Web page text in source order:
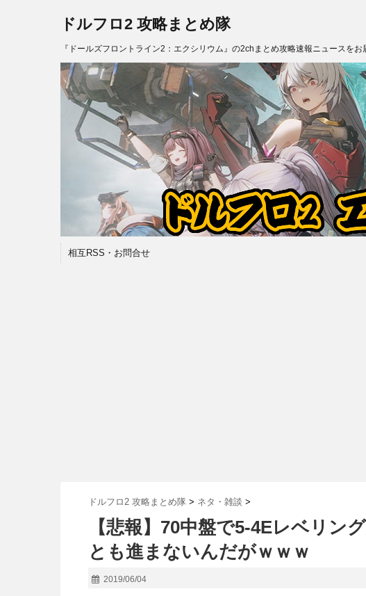
ドルフロ2 攻略まとめ隊
『ドールズフロントライン2：エクシリウム』の2chまとめ攻略速報ニュースをお
相互RSS・お問合せ
ドルフロ2 攻略まとめ隊 > ネタ・雑談 >
【悲報】70中盤で5-4Eレベリン
とも進まないんだがｗｗｗ
2019/06/04